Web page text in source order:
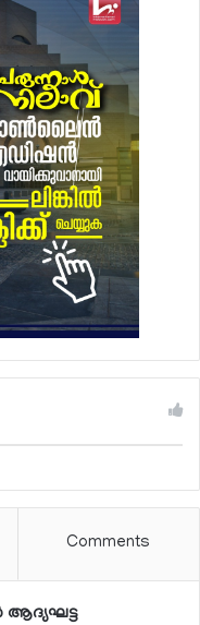
Comments
ആദ്യഘട്ട